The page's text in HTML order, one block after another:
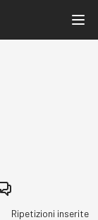
Ripetizioni inserite